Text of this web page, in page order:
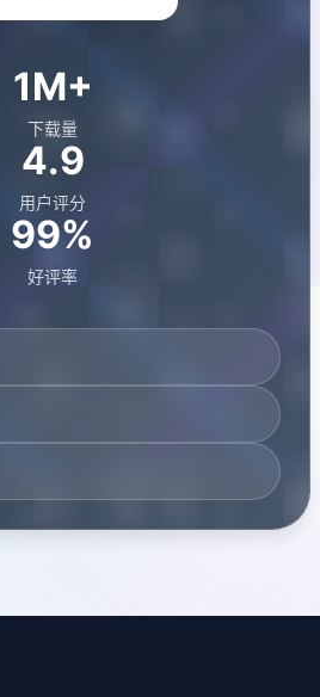
1M+
下载量
4.9
用户评分
99%
好评率